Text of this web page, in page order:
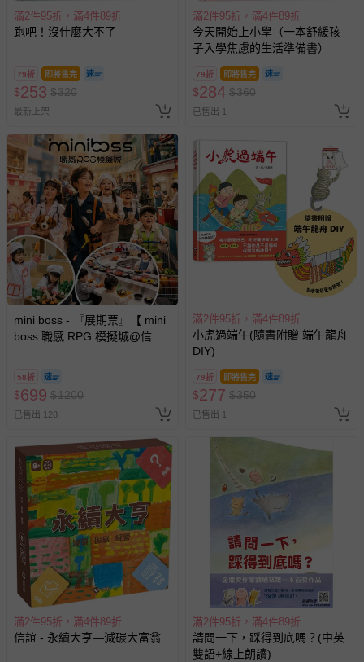
滿2件95折，滿4件89折
跑吧！沒什麼大不了
79折 即將售完
$253 $320
最新上架
滿2件95折，滿4件89折
今天開始上小學（一本舒緩孩
子入學焦慮的生活準備書）
79折 即將售完
$284 $360
已售出 1
mini boss - 『展期票』【 mini
boss 職感 RPG 模擬城@信義
券，於展期現場憑訂單編號兌
換，依現場梯次安排入場，逾
期作廢) (兒童票(2歲以上)贈一
名陪伴成人)
58折
$699 $1200
已售出 128
滿2件95折，滿4件89折
小虎過端午(隨書附贈 端午龍舟
DIY)
79折 即將售完
$277 $350
已售出 1
滿2件95折，滿4件89折
信誼 - 永續大亨—減碳大富翁
滿2件95折，滿4件89折
請問一下，踩得到底嗎？(中英
雙語+線上朗讀)